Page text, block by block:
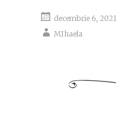
decembrie 6, 2021
MIhaela